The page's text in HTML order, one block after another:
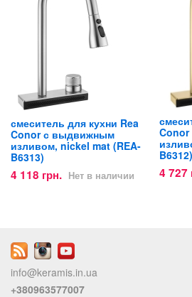
смеситель для кухни Rea
Conor с выдвижным
изливом, nickel mat (REA-
B6313)
4 118 грн. Нет в наличии
B6312)
4 727
info@keramis.in.ua
+380963577007